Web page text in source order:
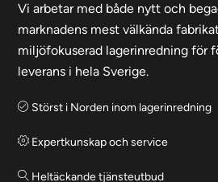
Vi arbetar med både nytt och
marknadens mest välkända
miljöfokuserad lagerinredning för
leverans i hela Sverige.
Störst i Norden inom lagerinredning
Expertkunskap och service
Heltäckande tjänsteutbud